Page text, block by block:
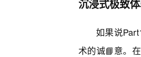
沉浸式极致
如果说
术的诚📘意。